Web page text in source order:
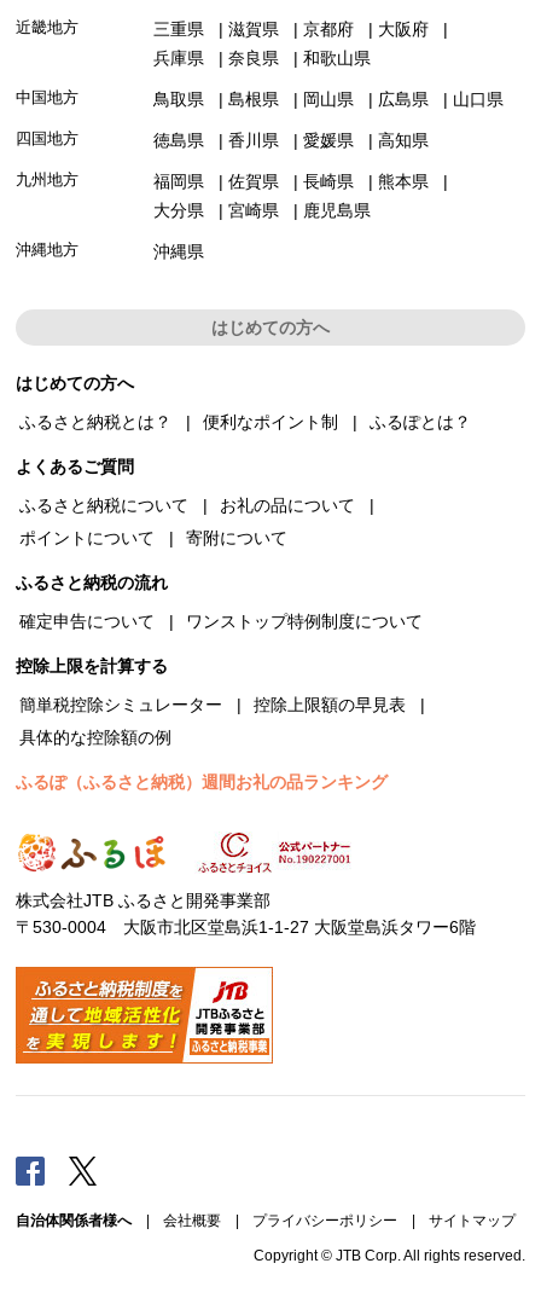
近畿地方 三重県 滋賀県 京都府
大阪府
兵庫県
奈良県 和歌山県
中国地方 鳥取県 島根県 岡山県 広島県 山口県
四国地方 徳島県 香川県 愛媛県 高知県
九州地方 福岡県 佐賀県 長崎県
熊本県
大分県
宮崎県 鹿児島県
沖縄地方 沖縄県
はじめての方へ
はじめての方へ
ふるさと納税とは？
便利なポイント制 ふるぽとは？
よくあるご質問
ふるさと納税について
お礼の品について
ポイントについて
寄附について
ふるさと納税の流れ
確定申告について
ワンストップ特例制度について
控除上限を計算する
簡単税控除シミュレーター
控除上限額の早見表
具体的な控除額の例
ふるぽ（ふるさと納税）週間お礼の品ランキング
株式会社JTB ふるさと開発事業部
〒530-0004 大阪市北区堂島浜1-1-27 大阪堂島浜タワー6階
Facebook
自治体関係者様へ| 会社概要 プライバシーポリシー サイトマップ
Copyright © JTB Corp. All rights reserved.